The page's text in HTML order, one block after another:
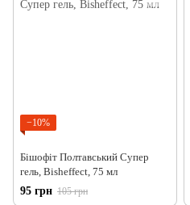
−10%
Бішофіт Полтавський Супер
гель, Bisheffect, 75 мл
95 грн 105 грн